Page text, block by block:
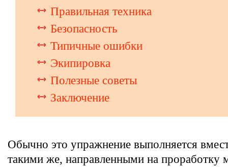
Правильная техника
Безопасность
Типичные ошибки
Экипировка
Полезные советы
Заключение
Обычно это упражнение выполняется
такими же, направленными на проработку